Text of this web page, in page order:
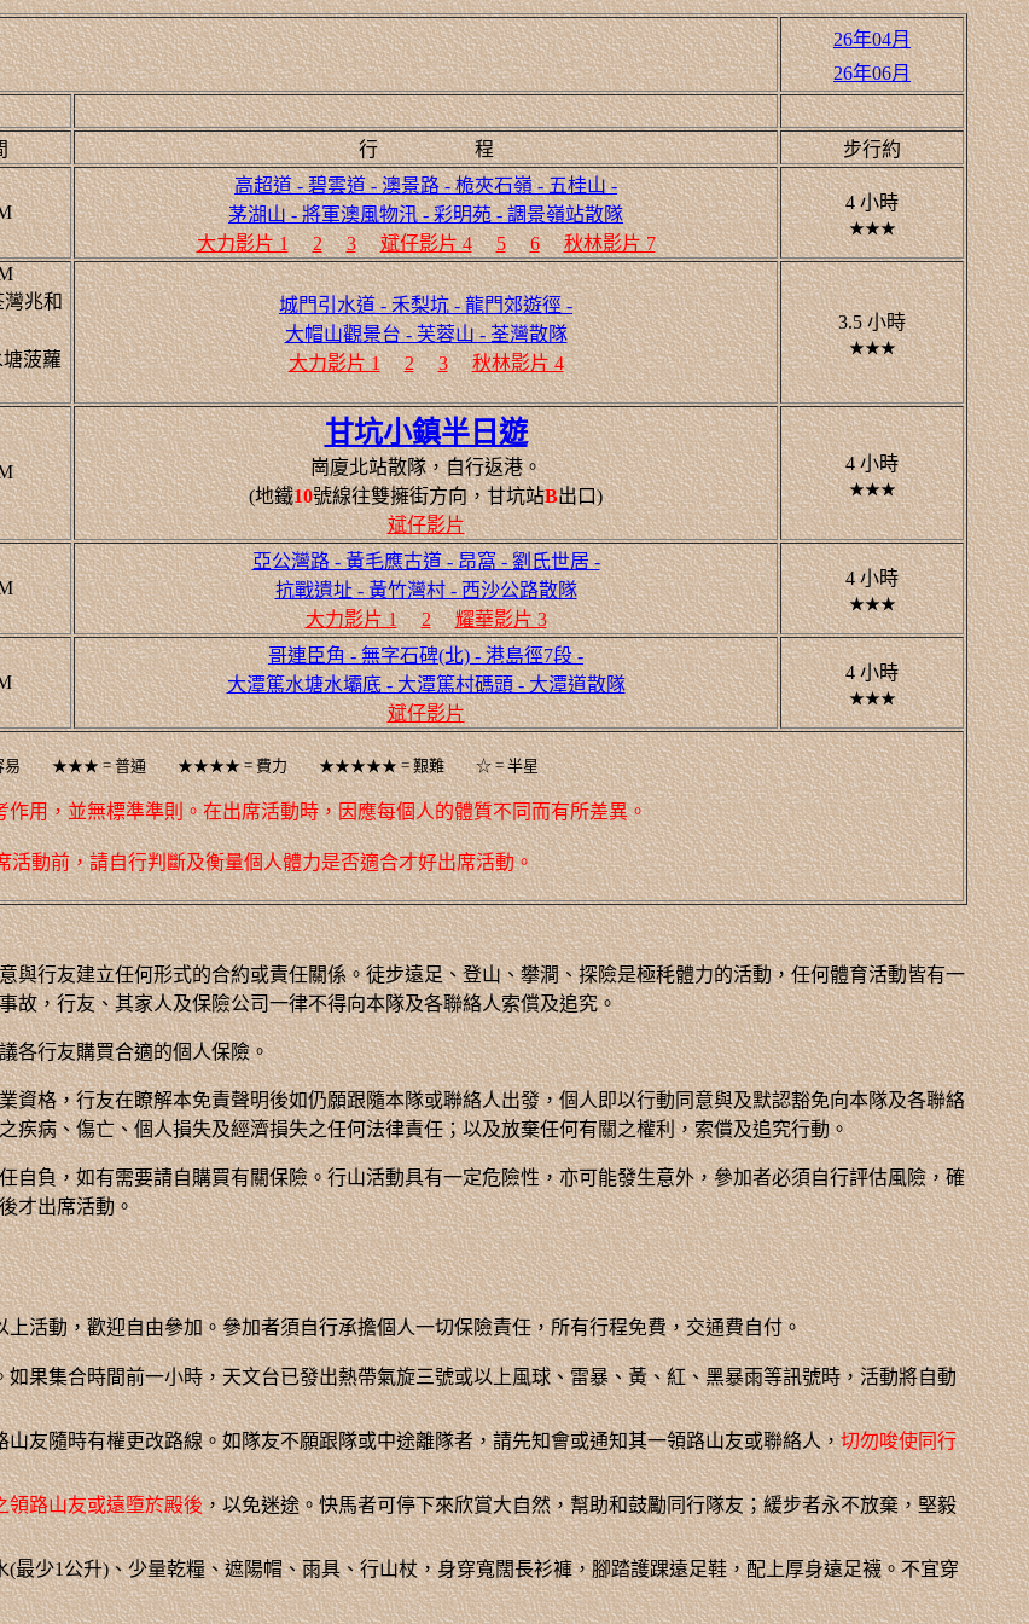
26年04月
26年06月
行 程 步行約
高超道 - 碧雲道 - 澳景路 - 桅夾石嶺 - 五桂山 -
茅湖山 - 將軍澳風物汛 - 彩明苑 - 調景嶺站散隊
大力影片 1
2 3 斌仔影片 4 5 6 秋林影片 7
4 小時
★★★
灣兆和
菠蘿
城門引水道 - 禾梨坑 - 龍門郊遊徑 -
大帽山觀景台 - 芙蓉山 - 荃灣散隊
大力影片 1
2 3 秋林影片 4
3.5 小時
★★★
甘坑小鎮半日遊
崗廈北站散隊，自行返港。
(地鐵10號線往雙擁街方向，甘坑站B出口)
斌仔影片
4 小時
★★★
亞公灣路 - 黃毛應古道 - 昂窩 - 劉氏世居 -
抗戰遺址 - 黃竹灣村 - 西沙公路散隊
大力影片 1
2 耀華影片 3
4 小時
★★★
哥連臣角 - 無字石碑(北) - 港島徑7段 -
大潭篤水塘水壩底 - 大潭篤村碼頭 - 大潭道散隊
斌仔影片
4 小時
★★★
易 ★★★ = 普通 ★★★★ = 費力 ★★★★★ = 艱難 ☆ = 半星
作用，並無標準準則。在出席活動時，因應每個人的體質不同而有所差異。
活動前，請自行判斷及衡量個人體力是否適合才好出席活動。
與行友建立任何形式的合約或責任關係。徒步遠足、登山、攀澗、探險是極秏體力的活動，任何體育活動皆有一
故，行友、其家人及保險公司一律不得向本隊及各聯絡人索償及追究。
各行友購買合適的個人保險。
資格，行友在瞭解本免責聲明後如仍願跟隨本隊或聯絡人出發，個人即以行動同意與及默認豁免向本隊及各聯絡
疾病、傷亡、個人損失及經濟損失之任何法律責任；以及放棄任何有關之權利，索償及追究行動。
自負，如有需要請自購買有關保險。行山活動具有一定危險性，亦可能發生意外，參加者必須自行評估風險，確
才出席活動。
活動，歡迎自由參加。參加者須自行承擔個人一切保險責任，所有行程免費，交通費自付。
果集合時間前一小時，天文台已發出熱帶氣旋三號或以上風球、雷暴、黃、紅、黑暴雨等訊號時，活動將自動
友隨時有權更改路線。如隊友不願跟隊或中途離隊者，請先知會或通知其一領路山友或聯絡人，切勿唆使同行
領路山友或遠墮於殿後，以免迷途。快馬者可停下來欣賞大自然，幫助和鼓勵同行隊友；緩步者永不放棄，堅毅
少1公升)、少量乾糧、遮陽帽、雨具、行山杖，身穿寬闊長衫褲，腳踏護踝遠足鞋，配上厚身遠足襪。不宜穿